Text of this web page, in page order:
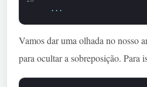
. . .
Vamos dar uma olhada no nosso
para ocultar a sobreposição. Para